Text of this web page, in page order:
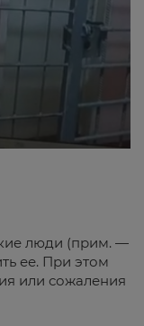
люди (прим. —
ее. При этом
или сожаления